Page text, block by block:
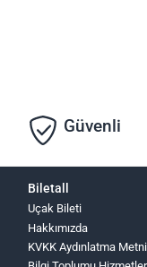
Güvenli
Biletall
Uçak Bileti
Hakkımızda
KVKK Aydınlatma Metni